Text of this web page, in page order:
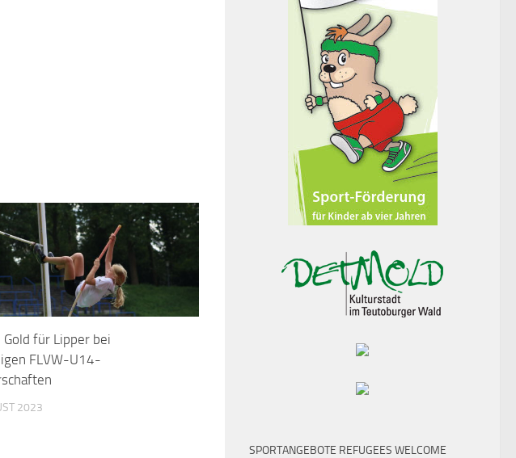
Gold für Lipper bei
FLVW-U14-
2023
SPORTANGEBOTE REFUGEES WELCOME